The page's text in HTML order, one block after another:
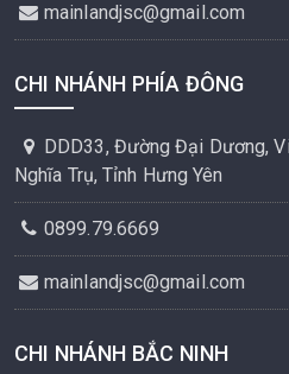
mainlandjsc@gmail.com
CHI NHÁNH PHÍA ĐÔNG
DDD33, Đường Đại Dương,
Nghĩa Trụ, Tỉnh Hưng Yên
0899.79.6669
mainlandjsc@gmail.com
CHI NHÁNH BẮC NINH